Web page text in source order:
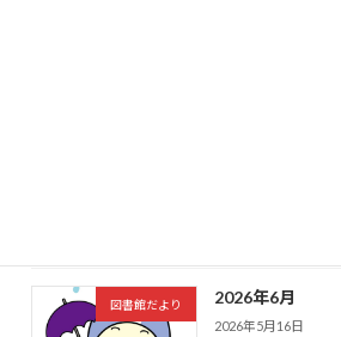
図書館だより 2026年6月
2026年5月16日